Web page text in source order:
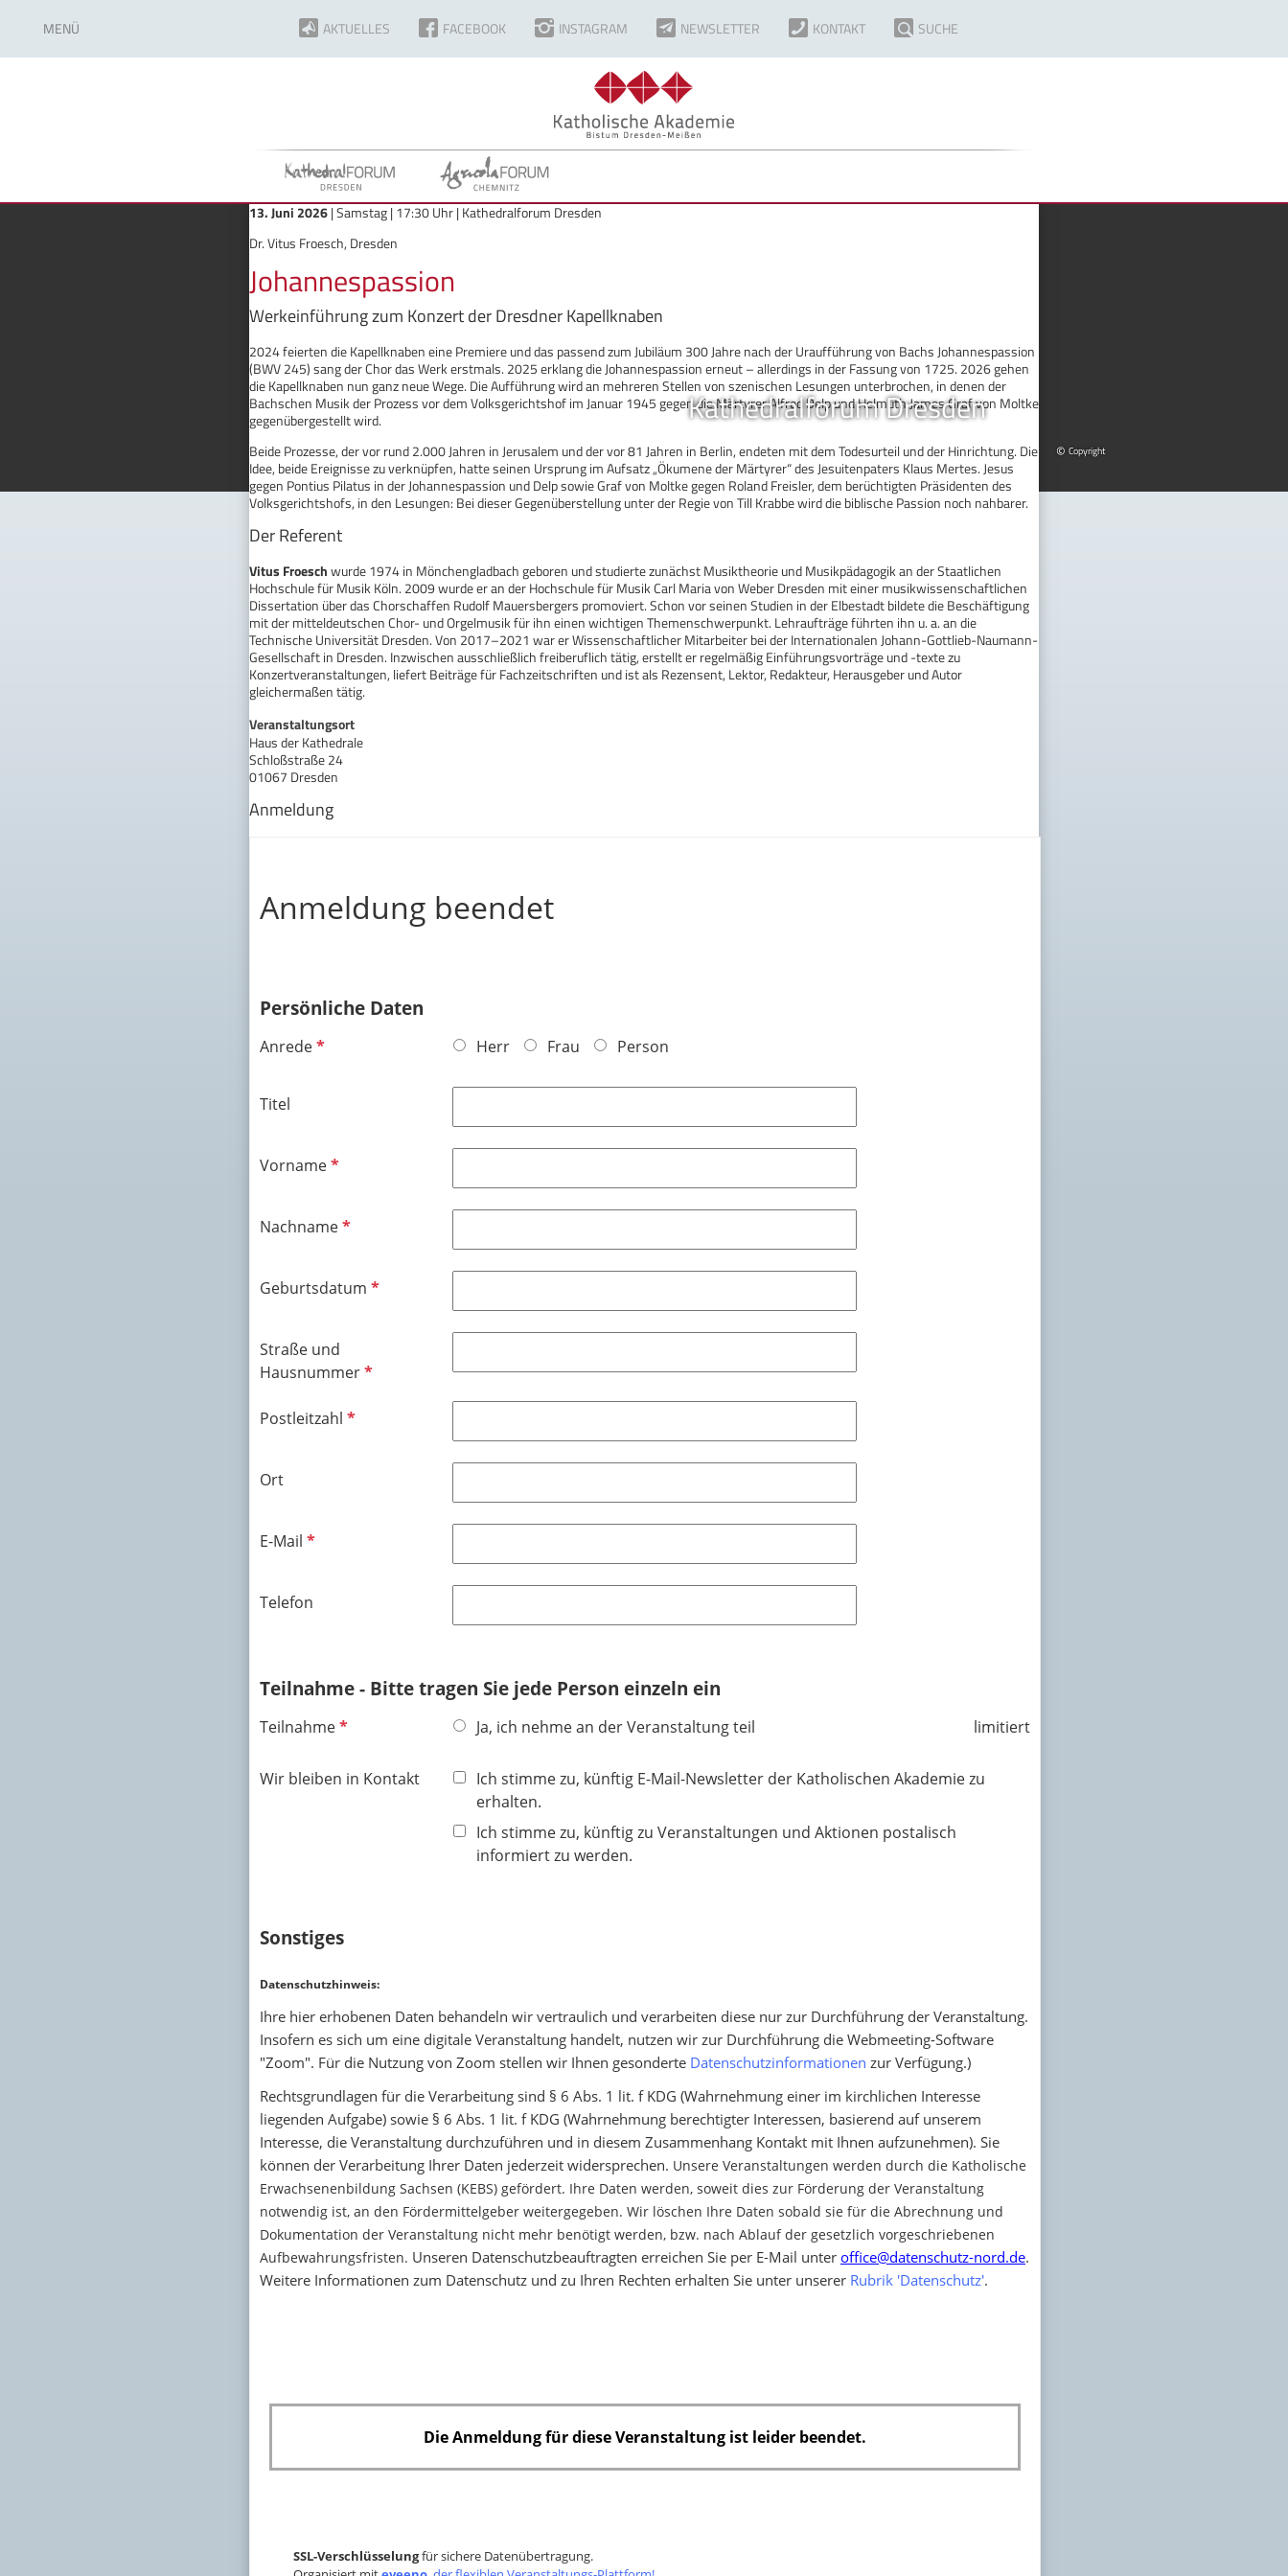
AKTUELLES FACEBOOK INSTAGRAM NEWSLETTER KONTAKT SUCHE
MENÜ
© Copyright
Kathedralforum Dresden
13. Juni 2026| Samstag | 17:30 Uhr | Kathedralforum Dresden
Dr. Vitus Froesch, Dresden
Johannespassion
Werkeinführung zum Konzert der Dresdner Kapellknaben
2024 feierten die Kapellknaben eine Premiere und das passend zum Jubiläum 300 Jahre nach der Uraufführung von Bachs Johannespassion
(BWV 245) sang der Chor das Werk erstmals. 2025 erklang die Johannespassion erneut – allerdings in der Fassung von 1725. 2026 gehen
die Kapellknaben nun ganz neue Wege. Die Aufführung wird an mehreren Stellen von szenischen Lesungen unterbrochen, in denen der
Bachschen Musik der Prozess vor dem Volksgerichtshof im Januar 1945 gegen die Märtyrer Alfred Delp und Helmuth James Graf von Moltke
gegenübergestellt wird.
Beide Prozesse, der vor rund 2.000 Jahren in Jerusalem und der vor 81 Jahren in Berlin, endeten mit dem Todesurteil und der Hinrichtung. Die
Idee, beide Ereignisse zu verknüpfen, hatte seinen Ursprung im Aufsatz „Ökumene der Märtyrer“ des Jesuitenpaters Klaus Mertes. Jesus
gegen Pontius Pilatus in der Johannespassion und Delp sowie Graf von Moltke gegen Roland Freisler, dem berüchtigten Präsidenten des
Volksgerichtshofs, in den Lesungen: Bei dieser Gegenüberstellung unter der Regie von Till Krabbe wird die biblische Passion noch nahbarer.
Der Referent
Vitus Froeschwurde 1974 in Mönchengladbach geboren und studierte zunächst Musiktheorie und Musikpädagogik an der Staatlichen
Hochschule für Musik Köln. 2009 wurde er an der Hochschule für Musik Carl Maria von Weber Dresden mit einer musikwissenschaftlichen
Dissertation über das Chorschaffen Rudolf Mauersbergers promoviert. Schon vor seinen Studien in der Elbestadt bildete die Beschäftigung
mit der mitteldeutschen Chor- und Orgelmusik für ihn einen wichtigen Themenschwerpunkt. Lehraufträge führten ihn u. a. an die
Technische Universität Dresden. Von 2017–2021 war er Wissenschaftlicher Mitarbeiter bei der Internationalen Johann-Gottlieb-Naumann-
Gesellschaft in Dresden. Inzwischen ausschließlich freiberuflich tätig, erstellt er regelmäßig Einführungsvorträge und -texte zu
Konzertveranstaltungen, liefert Beiträge für Fachzeitschriften und ist als Rezensent, Lektor, Redakteur, Herausgeber und Autor
gleichermaßen tätig.
Veranstaltungsort
Haus der Kathedrale
Schloßstraße 24
01067 Dresden
Anmeldung